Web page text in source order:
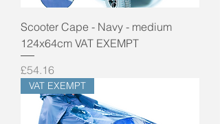
Scooter Cape - Navy - medium
124x64cm VAT EXEMPT
Price
£54.16
VAT EXEMPT